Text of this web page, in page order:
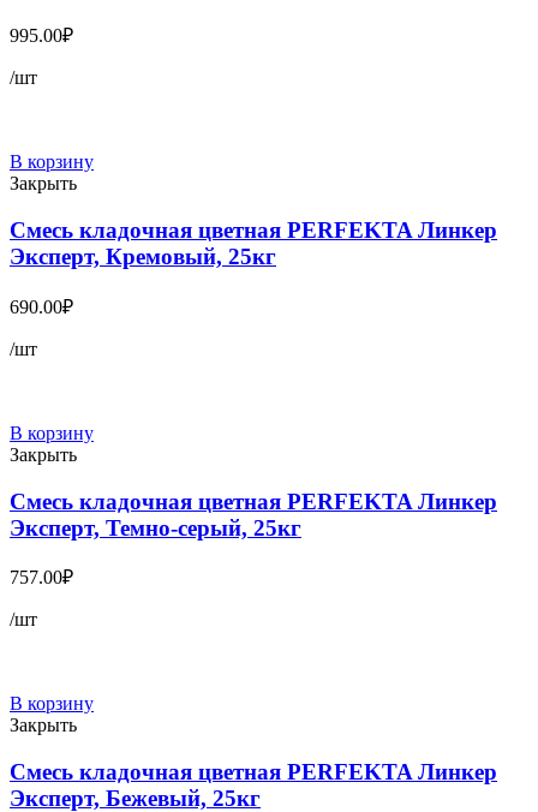
995.00₽
/шт
В корзину
Закрыть
Смесь кладочная цветная PERFEKTA Линкер
Эксперт, Кремовый, 25кг
690.00₽
/шт
В корзину
Закрыть
Смесь кладочная цветная PERFEKTA Линкер
Эксперт, Темно-серый, 25кг
757.00₽
/шт
В корзину
Закрыть
Смесь кладочная цветная PERFEKTA Линкер
Эксперт, Бежевый, 25кг